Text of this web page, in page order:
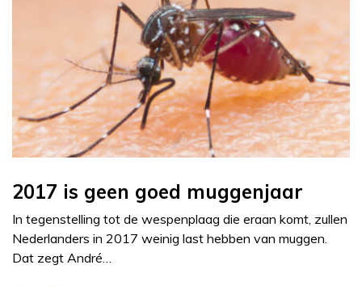
2017 is geen goed muggenjaar
In tegenstelling tot de wespenplaag die eraan komt, zullen
Nederlanders in 2017 weinig last hebben van muggen.
Dat zegt André…